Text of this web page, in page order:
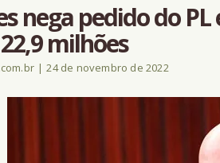
nega pedido do
milhões
| 24 de novembro de 2022